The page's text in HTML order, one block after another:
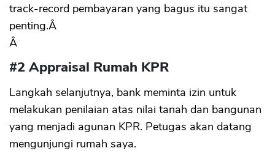
track-record pembayaran yang bagus itu sangat
penting.Â
Â
#2 Appraisal Rumah KPR
Langkah selanjutnya, bank meminta izin untuk
melakukan penilaian atas nilai tanah dan bangunan
yang menjadi agunan KPR. Petugas akan datang
mengunjungi rumah saya.